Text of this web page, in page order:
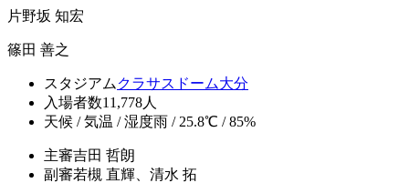
片野坂 知宏
篠田 善之
スタジアム クラサスドーム大分
入場者数11,778人
天候 / 気温 / 湿度雨 / 25.8℃ / 85%
主審吉田 哲朗
副審若槻 直輝、清水 拓